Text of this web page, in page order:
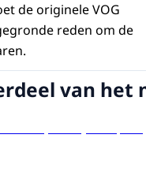
de originele VOG
reden om de
van